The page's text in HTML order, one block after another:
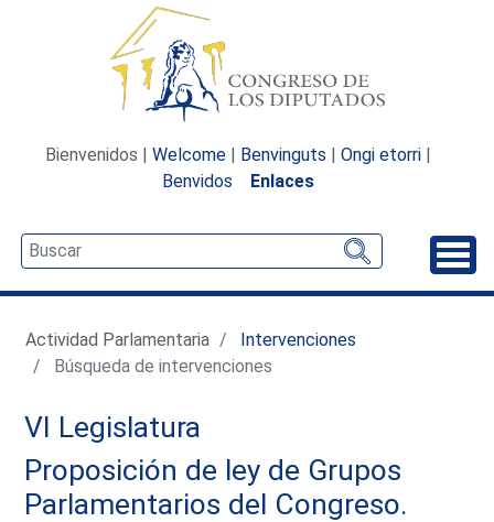
Bienvenidos | Welcome | Benvinguts | Ongi etorri |
Benvidos
Enlaces
Actividad Parlamentaria
Intervenciones
Búsqueda de intervenciones
VI Legislatura
Proposición de ley de Grupos
Parlamentarios del Congreso.